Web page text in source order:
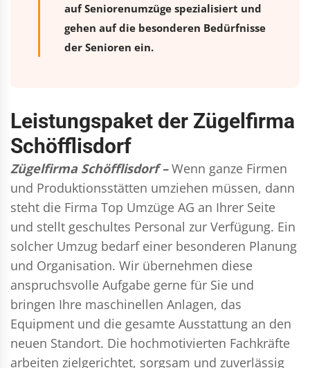
auf Seniorenumzüge spezialisiert und
gehen auf die besonderen Bedürfnisse
der Senioren ein.
Leistungspaket der Zügelfirma
Schöfflisdorf
Zügelfirma Schöfflisdorf – Wenn ganze Firmen
und Produktionsstätten umziehen müssen, dann
steht die Firma Top Umzüge AG an Ihrer Seite
und stellt geschultes Personal zur Verfügung. Ein
solcher Umzug bedarf einer besonderen Planung
und Organisation. Wir übernehmen diese
anspruchsvolle Aufgabe gerne für Sie und
bringen Ihre maschinellen Anlagen, das
Equipment und die gesamte Ausstattung an den
neuen Standort. Die hochmotivierten Fachkräfte
arbeiten zielgerichtet, sorgsam und zuverlässig